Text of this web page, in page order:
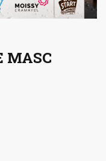
MASC